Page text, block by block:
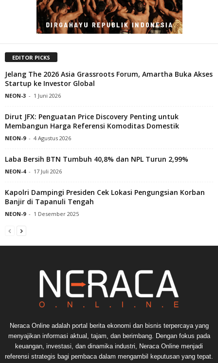
EDITOR PICKS
Jelang The 2026 Asia Grassroots Forum, Amartha Buka Akses
Startup ke Investor Global
NEON-3 - 1 Juni 2026
Dirut JFX: Penguatan Price Discovery Penting untuk
Membangun Harga Referensi Komoditas Domestik
NEON-9 - 4 Agustus 2026
Laba Bersih BTN Tumbuh 40,8% dan NPL Turun 2,99%
NEON-4 - 17 Juli 2026
Kapolri Dampingi Presiden Cek Lokasi Pengungsian Korban
Banjir di Tapanuli Tengah
NEON-9 - 1 Desember 2025
Neraca Online adalah portal berita ekonomi dan bisnis terpercaya yang
menyajikan informasi aktual, tajam, dan berimbang. Dengan fokus pada
keuangan, investasi, dan dinamika industri, Neraca Online menjadi
referensi strategis bagi pembaca dalam mengambil keputusan yang tepat.